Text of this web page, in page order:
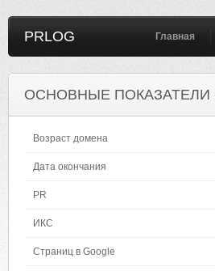
PRLOG Главная
ОСНОВНЫЕ ПОКАЗАТЕЛИ
Возраст домена
Дата окончания
PR
ИКС
Страниц в Google